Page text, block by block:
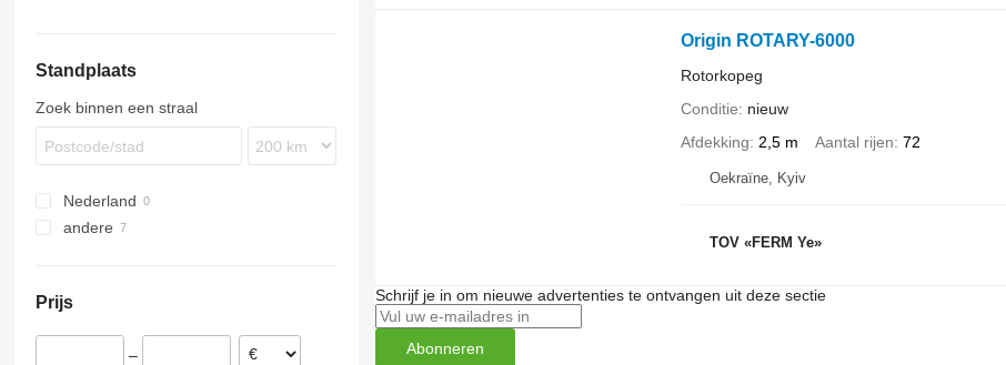
Standplaats
Zoek binnen een straal
Nederland
andere
Prijs
–
Origin ROTARY-6000
Rotorkopeg
Conditie
nieuw
Afdekking
2,5 m Aantal rijen 72
Oekraïne, Kyiv
TOV «FERM Ye»
Schrijf je in om nieuwe advertenties te ontvangen uit deze sectie
Abonneren